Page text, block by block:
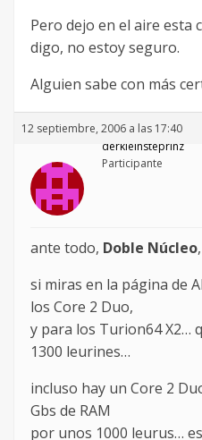
Pero dejo en el aire esta
digo, no estoy seguro.
Alguien sabe con más
12 septiembre, 2006 a las 17:40
derkleinsteprinz
Participante
ante todo, Doble Núcleo
si miras en la página de
los Core 2 Duo,
y para los Turion64 X2…
1300 leurines…
incluso hay un Core 2
Gbs de RAM
por unos 1000 leurus…